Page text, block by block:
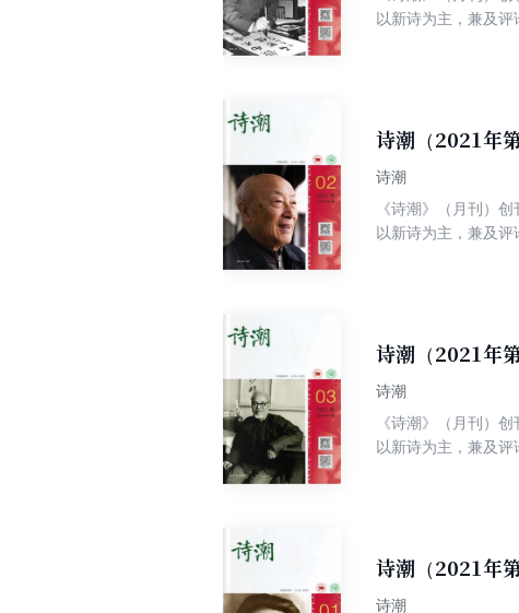
以新诗为主，兼及
诗潮（2021年第
诗潮
《诗潮》（月刊）
以新诗为主，兼及
诗潮（2021年第
诗潮
《诗潮》（月刊）
以新诗为主，兼及
诗潮（2021年第
诗潮